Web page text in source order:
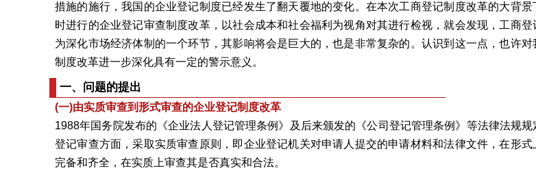
措施的施行，我国的企业登记制度已经发生了翻天覆地的变化。在本次工商登记制度改革的大背景
时进行的企业登记审查制度改革，以社会成本和社会福利为视角对其进行检视，就会发现，工商登
为深化市场经济体制的一个环节，其影响将会是巨大的，也是非常复杂的。认识到这一点，也许对
制度改革进一步深化具有一定的警示意义。
一、问题的提出
(一)由实质审查到形式审查的企业登记制度改革
1988年国务院发布的《企业法人登记管理条例》及后来颁发的《公司登记管理条例》等法律法规规
登记审查方面，采取实质审查原则，即企业登记机关对申请人提交的申请材料和法律文件，在形式
完备和齐全，在实质上审查其是否真实和合法。